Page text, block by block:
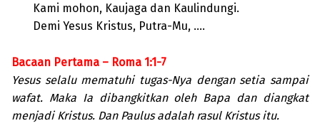
Kami mohon, Kaujaga dan Kaulindungi.
Demi Yesus Kristus, Putra-Mu, ….
Bacaan Pertama – Roma 1:1-7
Yesus selalu mematuhi tugas-Nya dengan setia sampai
wafat. Maka Ia dibangkitkan oleh Bapa dan diangkat
menjadi Kristus. Dan Paulus adalah rasul Kristus itu.